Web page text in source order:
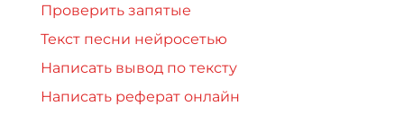
Проверить запятые
Текст песни нейросетью
Написать вывод по тексту
Написать реферат онлайн